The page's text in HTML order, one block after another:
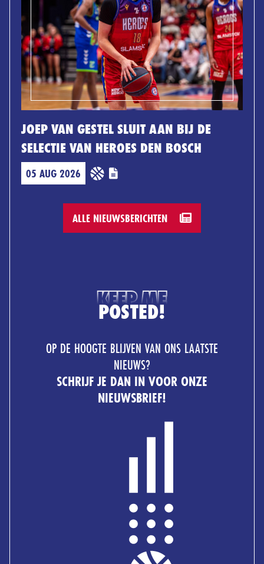
JOEP VAN GESTEL SLUIT AAN BIJ DE
SELECTIE VAN HEROES DEN BOSCH
05 AUG 2026
ALLE NIEUWSBERICHTEN
KEEP ME
POSTED!
OP DE HOOGTE BLIJVEN VAN ONS LAATSTE
NIEUWS?
SCHRIJF JE DAN IN VOOR ONZE
NIEUWSBRIEF!